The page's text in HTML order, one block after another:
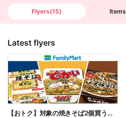
Flyers(15) Items
Latest flyers
【おトク】対象の焼きそば2個買うと100円引き!